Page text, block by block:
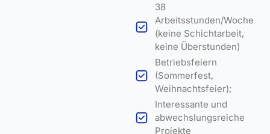
38
Arbeitsstunden/Woche
(keine Schichtarbeit,
keine Überstunden)
Betriebsfeiern
(Sommerfest,
Weihnachtsfeier);
Interessante und
abwechslungsreiche
Projekte